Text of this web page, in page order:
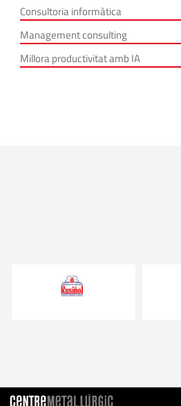
Consultoria informàtica
Management consulting
Millora productivitat amb IA